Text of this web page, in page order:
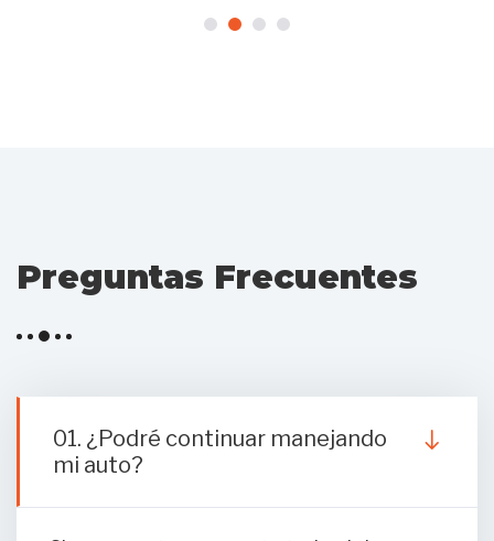
Preguntas Frecuentes
01. ¿Podré continuar manejando
mi auto?